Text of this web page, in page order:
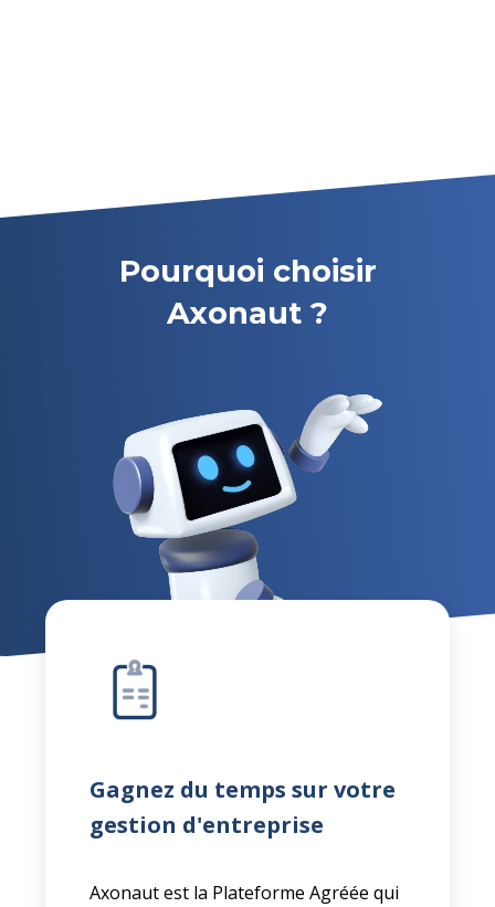
Pourquoi choisir
Axonaut ?
Gagnez du temps sur votre
gestion d'entreprise
Axonaut est la Plateforme Agréée qui